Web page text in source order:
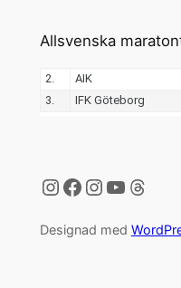
Allsvenska
Instagram
Facebook
Instagram
YouTube
Designad med